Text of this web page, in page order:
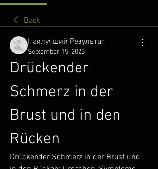
Back
Наилучший Результат
September 15, 2023
Drückender
Schmerz in der
Brust und in den
Rücken
Drückender Schmerz in der Brust und